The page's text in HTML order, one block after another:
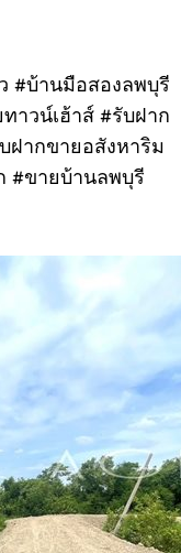
#บ้านมือสองลพบุรี
าวน์เฮ้าส์ #รับฝาก
ฝากขายอสังหาริม
#ขายบ้านลพบุรี